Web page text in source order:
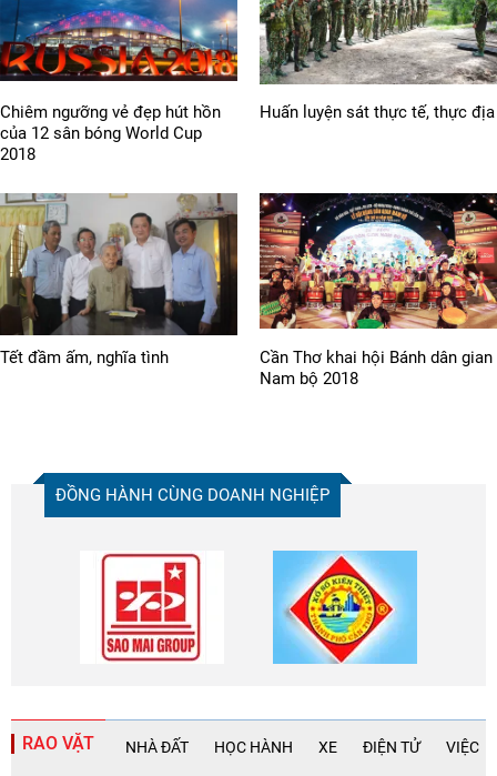
Chiêm ngưỡng vẻ đẹp hút hồn
của 12 sân bóng World Cup
2018
Huấn luyện sát thực tế, thực địa
Tết đầm ấm, nghĩa tình
Cần Thơ khai hội Bánh dân gian
Nam bộ 2018
ĐỒNG HÀNH CÙNG DOANH NGHIỆP
RAO VẶT NHÀ ĐẤT HỌC HÀNH XE ĐIỆN TỬ VIỆC